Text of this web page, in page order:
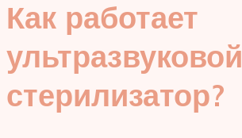
Как работает
ультразвуковой
стерилизатор?